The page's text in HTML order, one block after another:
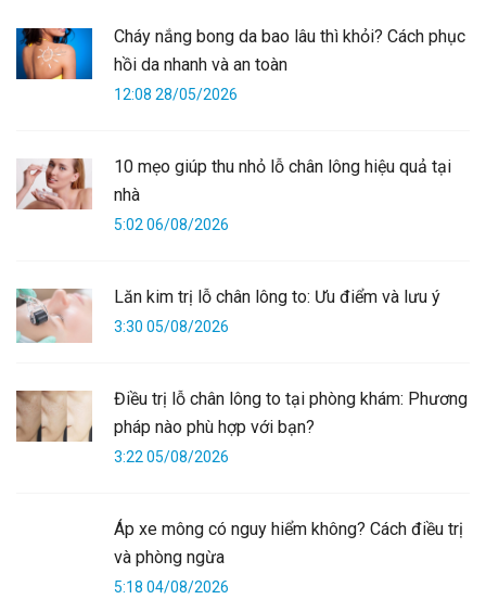
Cháy nắng bong da bao lâu thì khỏi? Cách phục
hồi da nhanh và an toàn
12:08 28/05/2026
10 mẹo giúp thu nhỏ lỗ chân lông hiệu quả tại
nhà
5:02 06/08/2026
Lăn kim trị lỗ chân lông to: Ưu điểm và lưu ý
3:30 05/08/2026
Điều trị lỗ chân lông to tại phòng khám: Phương
pháp nào phù hợp với bạn?
3:22 05/08/2026
Áp xe mông có nguy hiểm không? Cách điều trị
và phòng ngừa
5:18 04/08/2026